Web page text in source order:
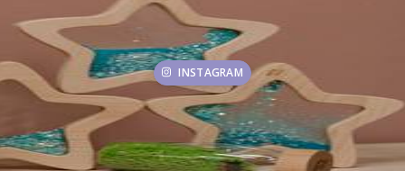
INSTAGRAM